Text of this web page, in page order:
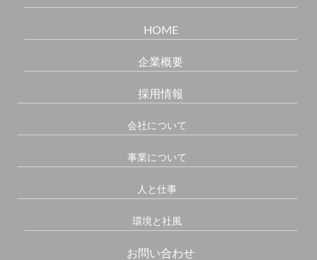
HOME
企業概要
採用情報
会社について
事業について
人と仕事
環境と社風
お問い合わせ